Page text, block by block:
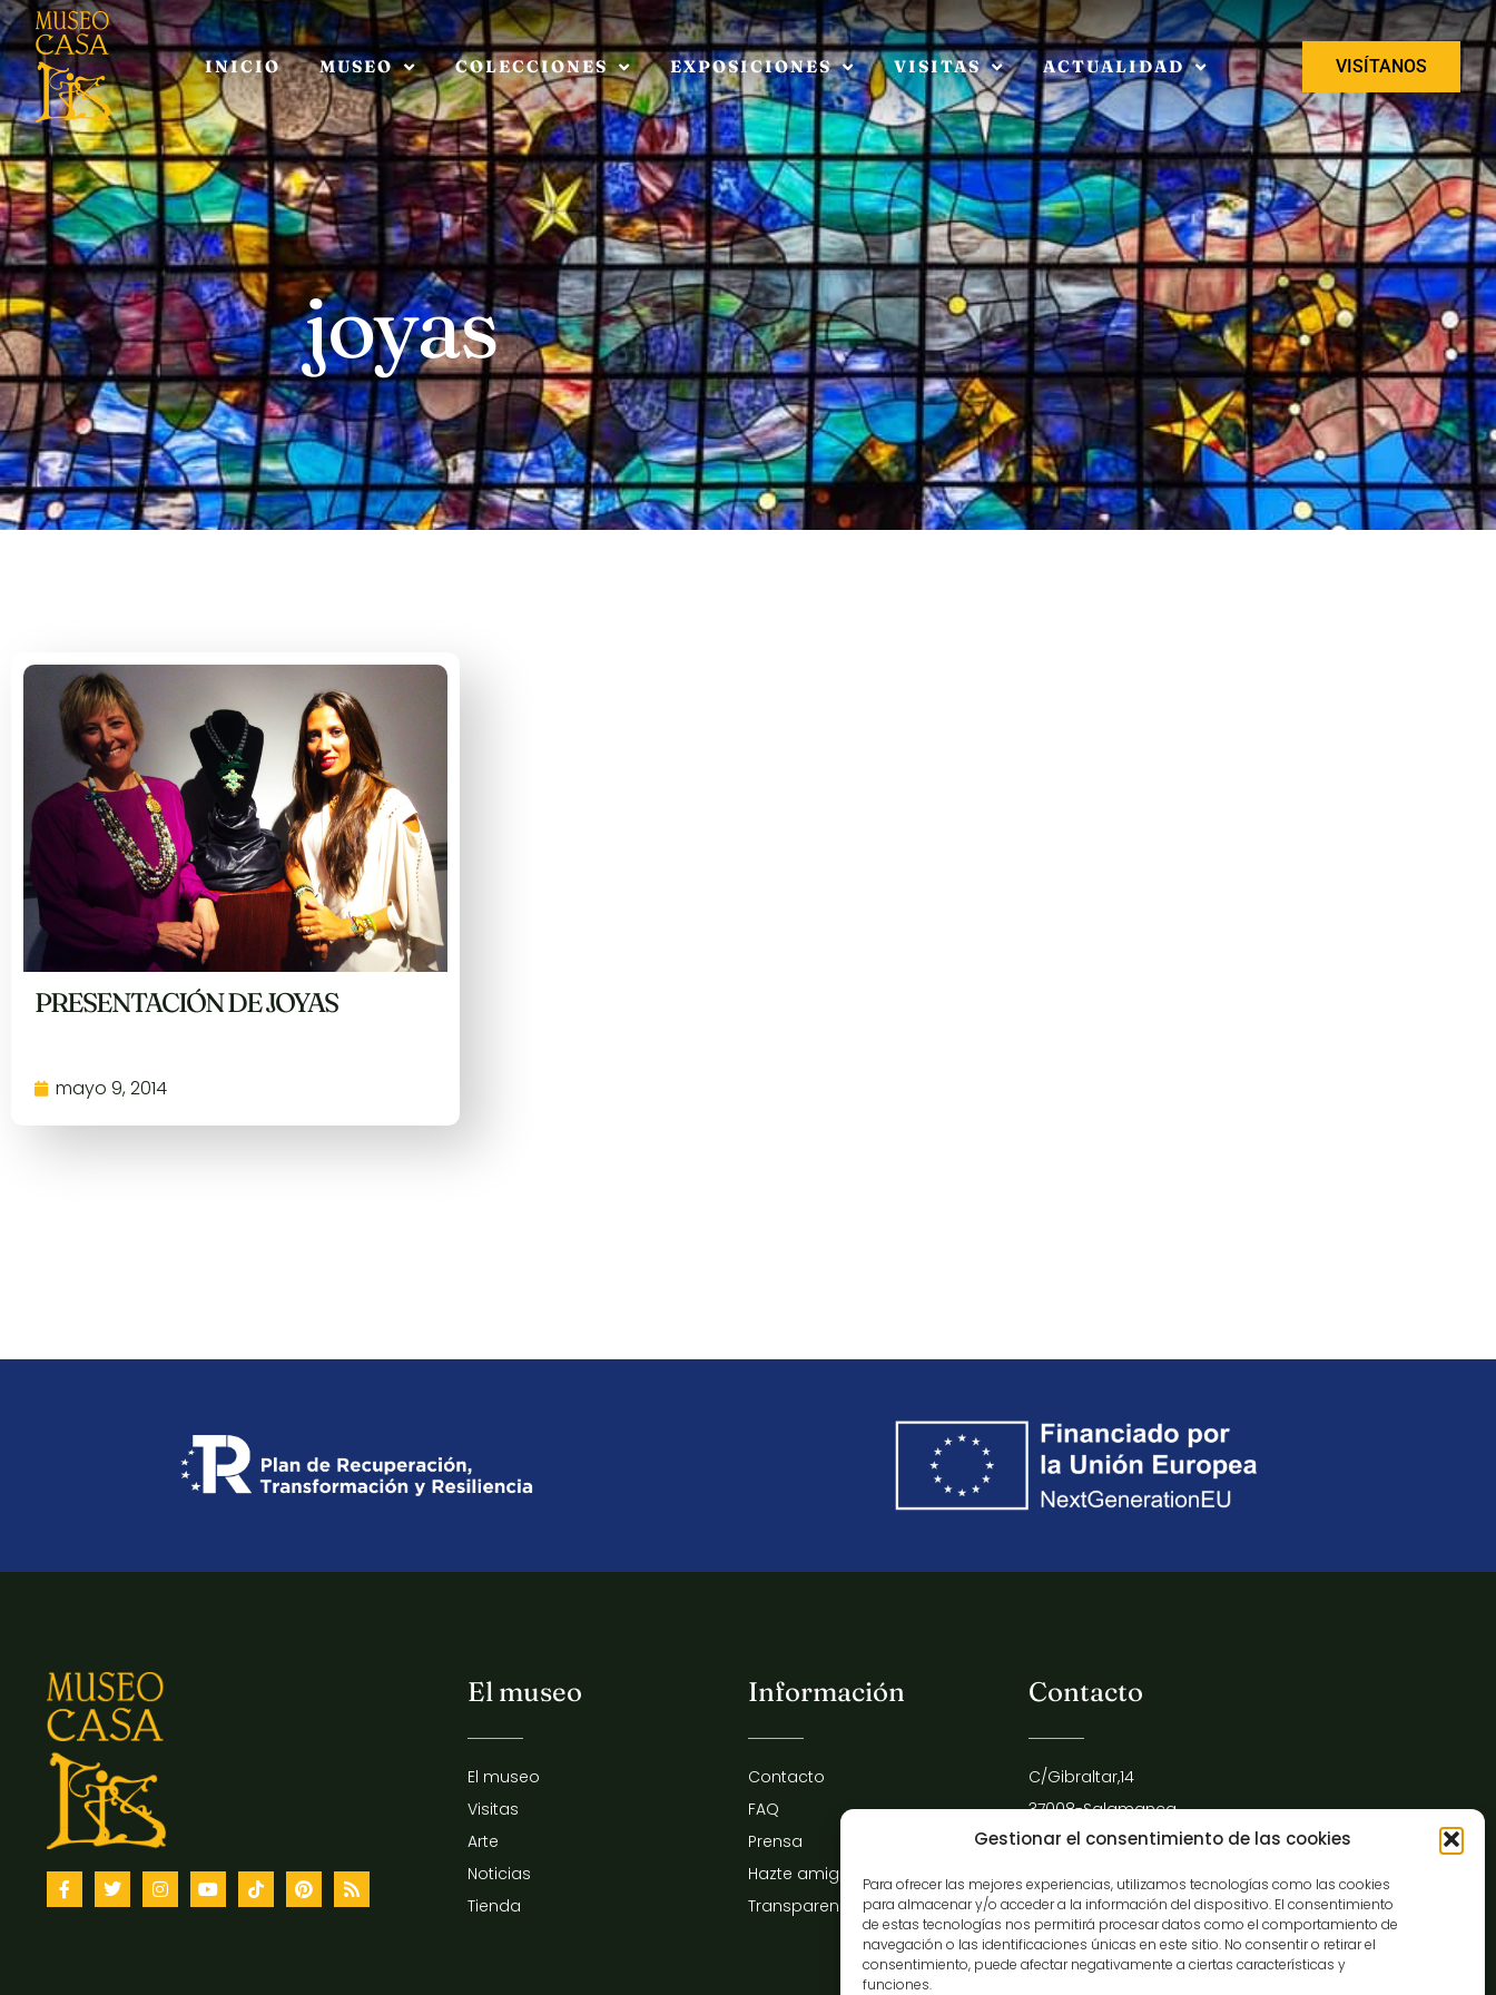
Gestionar el consentimiento de las cookies
Para ofrecer las mejores experiencias, utilizamos tecnologías como las cookies
para almacenar y/o acceder a la información del dispositivo. El consentimiento
de estas tecnologías nos permitirá procesar datos como el comportamiento de
navegación o las identificaciones únicas en este sitio. No consentir o retirar el
consentimiento, puede afectar negativamente a ciertas características y
funciones.
INICIO MUSEO COLECCIONES EXPOSICIONES VISITAS ACTUALIDAD VISÍTANOS
joyas
PRESENTACIÓN DE JOYAS
mayo 9, 2014
El museo
El museo
Visitas
Arte
Noticias
Tienda
Información
Contacto
FAQ
Prensa
Hazte amigo del museo
Transparencia
Contacto
C/Gibraltar,14
37008-Salamanca
923 12 14 25
comunicacion@museocasalis.org